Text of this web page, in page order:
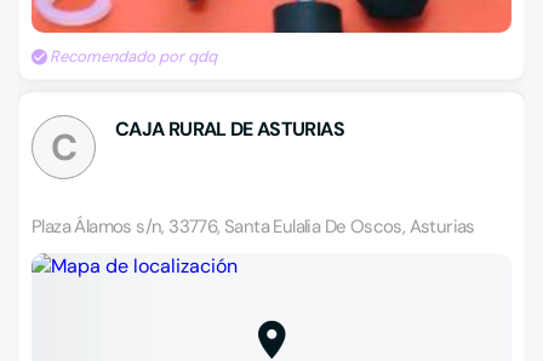
Recomendado por qdq
C CAJA RURAL DE ASTURIAS
Plaza Álamos s/n, 33776, Santa Eulalia De Oscos, Asturias